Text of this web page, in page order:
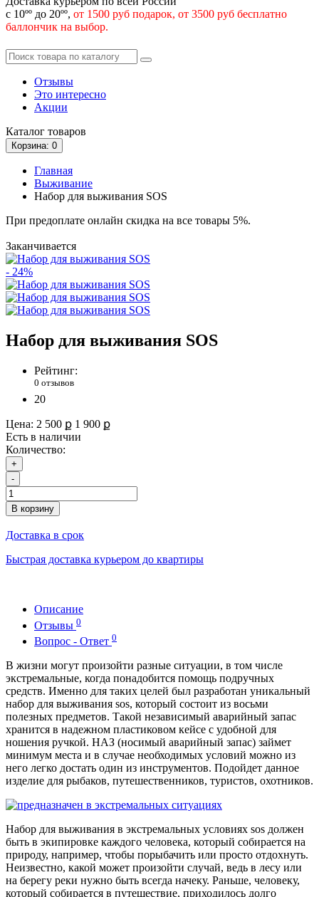
с 10ºº до 20ºº, от 1500 руб подарок, от 3500 руб бесплатно
баллончик на выбор.
Отзывы
Это интересно
Акции
Каталог товаров
Корзина: 0
Главная
Выживание
Набор для выживания SOS
При предоплате онлайн скидка на все товары 5%.
Заканчивается
- 24%
Набор для выживания SOS
Рейтинг:
0 отзывов
20
Цена: 2 500 ք 1 900 ք
Есть в наличии
Количество:
+
-
В корзину
Доставка в срок
Быстрая доставка курьером до квартиры
Описание
Отзывы 0
Вопрос - Ответ 0
В жизни могут произойти разные ситуации, в том числе
экстремальные, когда понадобится помощь подручных
средств. Именно для таких целей был разработан уникальный
набор для выживания sos, который состоит из восьми
полезных предметов. Такой независимый аварийный запас
хранится в надежном пластиковом кейсе с удобной для
ношения ручкой. НАЗ (носимый аварийный запас) займет
минимум места и в случае необходимых условий можно из
него легко достать один из инструментов. Подойдет данное
изделие для рыбаков, путешественников, туристов, охотников.
Набор для выживания в экстремальных условиях sos должен
быть в экипировке каждого человека, который собирается на
природу, например, чтобы порыбачить или просто отдохнуть.
Неизвестно, какой может произойти случай, ведь в лесу или
на берегу реки нужно быть всегда начеку. Раньше, человеку,
который собирается в путешествие, приходилось долго